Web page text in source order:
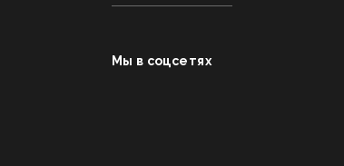
Мы в соцсетях